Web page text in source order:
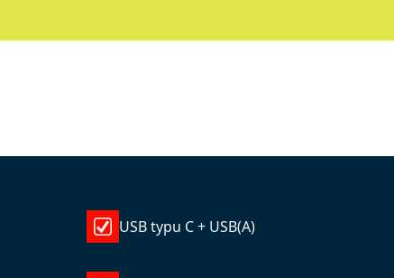
USB typu C + USB(A)